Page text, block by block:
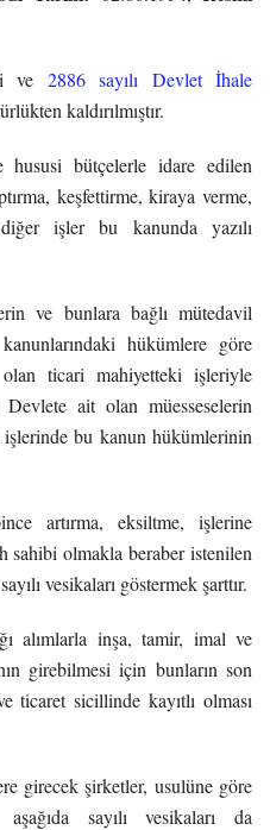
ve 2886 sayılı Devlet İhale
kaldırılmıştır.
bütçelerle idare edilen
keşfettirme, kiraya verme,
işler bu kanunda yazılı
ve bunlara bağlı mütedavil
hükümlere göre
ticari mahiyetteki işleriyle
Devlete ait olan müesseselerin
işlerinde bu kanun hükümlerinin
artırma, eksiltme, işlerine
olmakla beraber istenilen
vesikaları göstermek şarttır.
alımlarla inşa, tamir, imal ve
girebilmesi için bunların son
ticaret sicillinde kayıtlı olması
girecek şirketler, usulüne göre
sayılı vesikaları da